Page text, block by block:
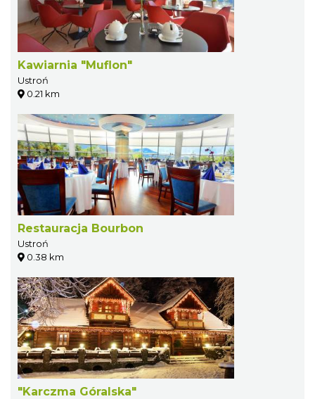
Kawiarnia "Muflon"
Ustroń
0.21 km
Restauracja Bourbon
Ustroń
0.38 km
"Karczma Góralska"